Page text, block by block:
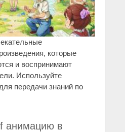
которые
и воспринимают
Используйте
передачи знаний по
анимацию в